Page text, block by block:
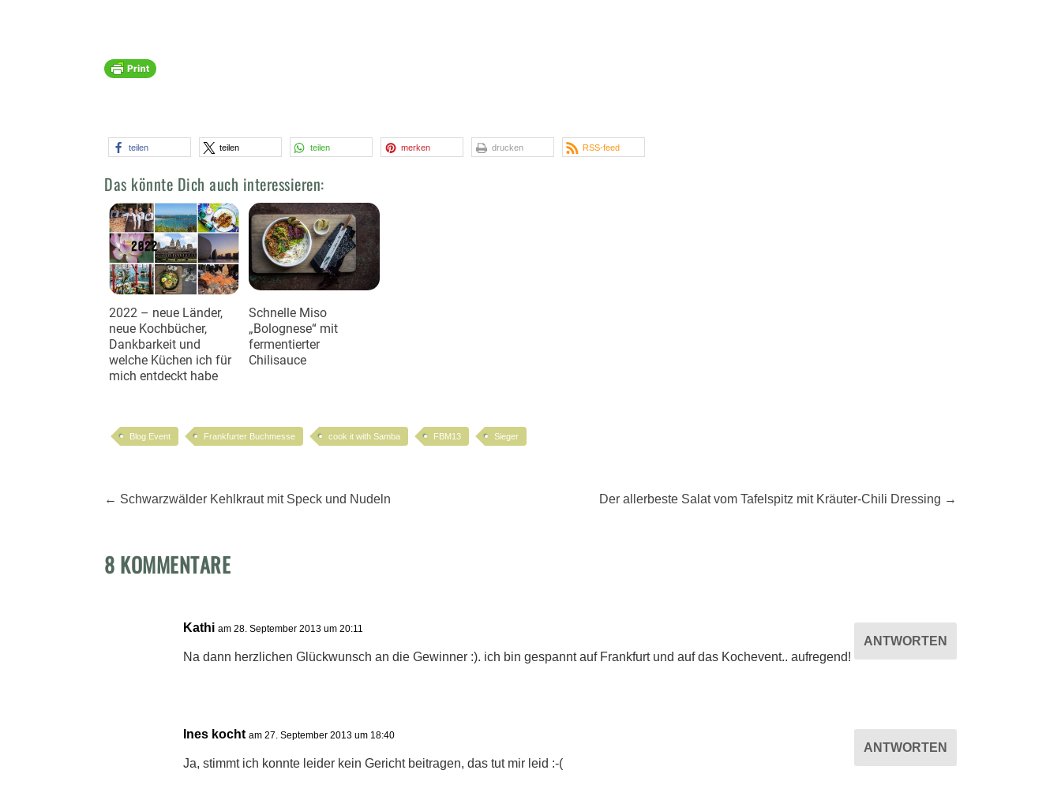
teilen teilen teilen merken drucken RSS-feed
Das könnte Dich auch interessieren:
2022 – neue Länder,
neue Kochbücher,
Dankbarkeit und
welche Küchen ich für
mich entdeckt habe
Schnelle Miso
„Bolognese“ mit
fermentierter
Chilisauce
Blog Event Frankfurter Buchmesse cook it with Samba FBM13 Sieger
← Schwarzwälder Kehlkraut mit Speck und Nudeln Der allerbeste Salat vom Tafelspitz mit Kräuter-Chili Dressing →
8 KOMMENTARE
Kathi am 28. September 2013 um 20:11
Na dann herzlichen Glückwunsch an die Gewinner :). ich bin gespannt auf Frankfurt und auf das Kochevent.. aufregend!
ANTWORTEN
Ines kocht am 27. September 2013 um 18:40
Ja, stimmt ich konnte leider kein Gericht beitragen, das tut mir leid :-(
ANTWORTEN